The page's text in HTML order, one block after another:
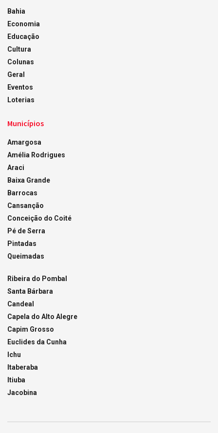
Bahia
Economia
Educação
Cultura
Colunas
Geral
Eventos
Loterias
Municípios
Amargosa
Amélia Rodrigues
Araci
Baixa Grande
Barrocas
Cansanção
Conceição do Coité
Pé de Serra
Pintadas
Queimadas
Ribeira do Pombal
Santa Bárbara
Candeal
Capela do Alto Alegre
Capim Grosso
Euclides da Cunha
Ichu
Itaberaba
Itiuba
Jacobina